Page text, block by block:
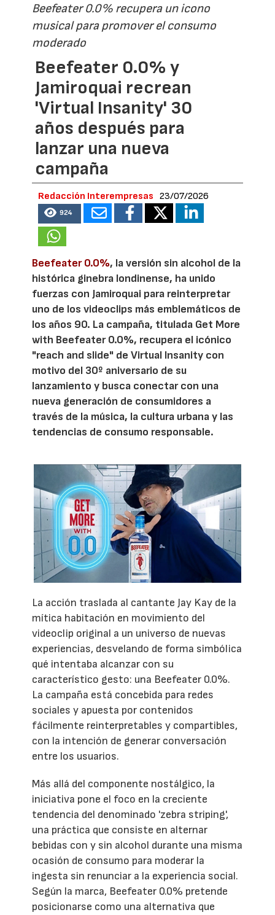
Beefeater 0.0% recupera un icono
musical para promover el consumo
moderado
Beefeater 0.0% y
Jamiroquai recrean
'Virtual Insanity' 30
años después para
lanzar una nueva
campaña
Redacción Interempresas 23/07/2026
924
Beefeater 0.0%, la versión sin alcohol de la
histórica ginebra londinense, ha unido
fuerzas con Jamiroquai para reinterpretar
uno de los videoclips más emblemáticos de
los años 90. La campaña, titulada Get More
with Beefeater 0.0%, recupera el icónico
"reach and slide" de Virtual Insanity con
motivo del 30º aniversario de su
lanzamiento y busca conectar con una
nueva generación de consumidores a
través de la música, la cultura urbana y las
tendencias de consumo responsable.
La acción traslada al cantante Jay Kay de la
mítica habitación en movimiento del
videoclip original a un universo de nuevas
experiencias, desvelando de forma simbólica
qué intentaba alcanzar con su
característico gesto: una Beefeater 0.0%.
La campaña está concebida para redes
sociales y apuesta por contenidos
fácilmente reinterpretables y compartibles,
con la intención de generar conversación
entre los usuarios.
Más allá del componente nostálgico, la
iniciativa pone el foco en la creciente
tendencia del denominado 'zebra striping',
una práctica que consiste en alternar
bebidas con y sin alcohol durante una misma
ocasión de consumo para moderar la
ingesta sin renunciar a la experiencia social.
Según la marca, Beefeater 0.0% pretende
posicionarse como una alternativa que